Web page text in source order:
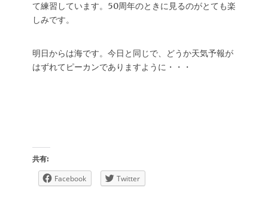
て練習しています。50周年のときに見るのがとても楽
しみです。
明日からは海です。今日と同じで、どうか天気予報が
はずれてピーカンでありますように・・・
共有:
Facebook Twitter